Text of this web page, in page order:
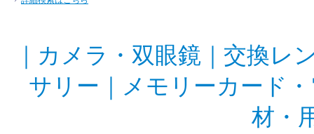
カメラ・双眼鏡
交換レ
サリー
メモリーカード
材・